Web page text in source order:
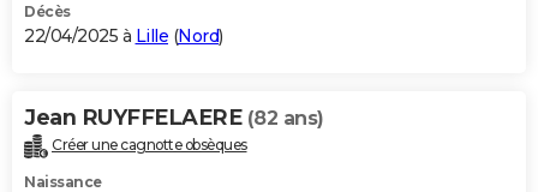
S'inscrire
Se connecter
Lycées
Collèges
Primaires
Universités
Entreprises
Service militaire
Avis de recherche
AVIS DE DÉCÈS
Bricolage
Lifestyle
Culture
Sport
Auto
Television
Voyage
Cinema
Décès
22/04/2025 à Lille (Nord)
Jean RUYFFELAERE (82 ans)
Créer une cagnotte obsèques
Naissance